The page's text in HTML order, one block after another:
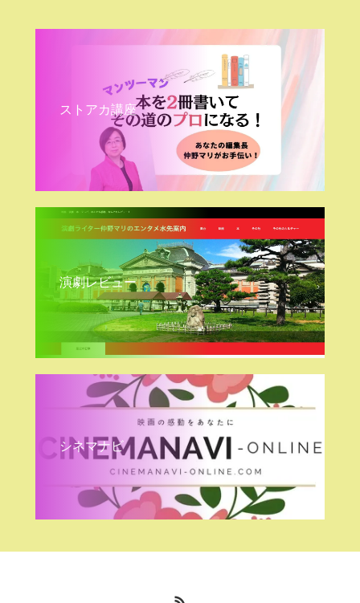
ストアカ講座
演劇レビュー
シネマナビ